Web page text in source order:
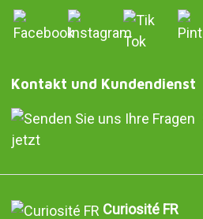
Kontakt und Kundendienst
jetzt
Curiosité FR